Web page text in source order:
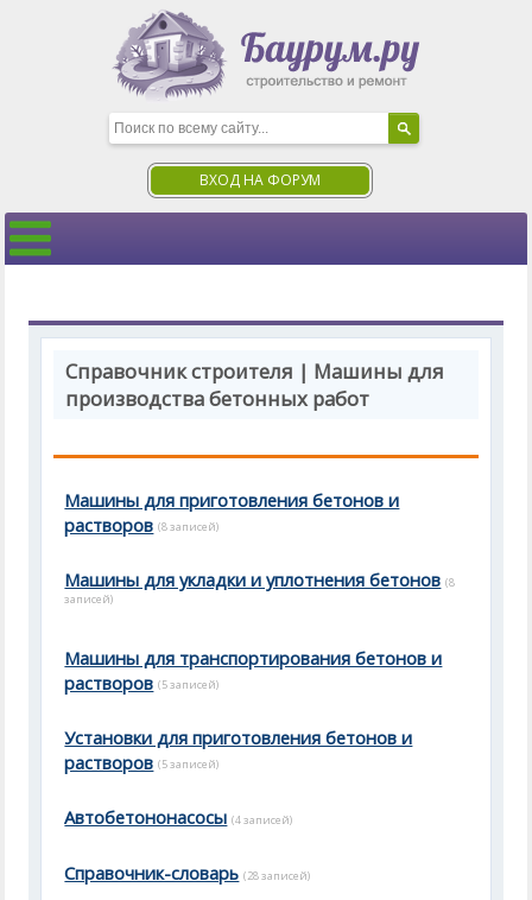
ВХОД НА ФОРУМ
Справочник строителя | Машины для
производства бетонных работ
Машины для приготовления бетонов и
растворов (8 записей)
Машины для укладки и уплотнения бетонов (8
записей)
Машины для транспортирования бетонов и
растворов (5 записей)
Установки для приготовления бетонов и
растворов (5 записей)
Автобетононасосы (4 записей)
Справочник-словарь (28 записей)